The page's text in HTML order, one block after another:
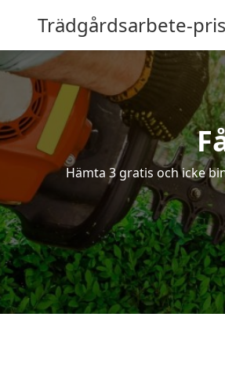
Trädgårdsarbete-
Hämta 3 gratis och icke